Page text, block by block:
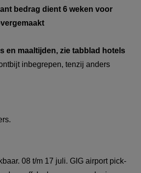
bedrag dient 6 weken voor
en maaltijden, zie tabblad hotels
inbegrepen, tenzij anders
08 t/m 17 juli. GIG airport pick-